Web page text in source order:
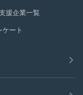
援企業一覧
ケート